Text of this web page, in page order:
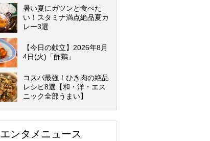
暑い夏にガツンと食べた
い！スタミナ満点絶品夏カ
レー3選
【今日の献立】2026年8月
4日(火)「酢鶏」
コスパ最強！ひき肉の絶品
レシピ8選【和・洋・エス
ニック全部うまい】
エンタメニュース